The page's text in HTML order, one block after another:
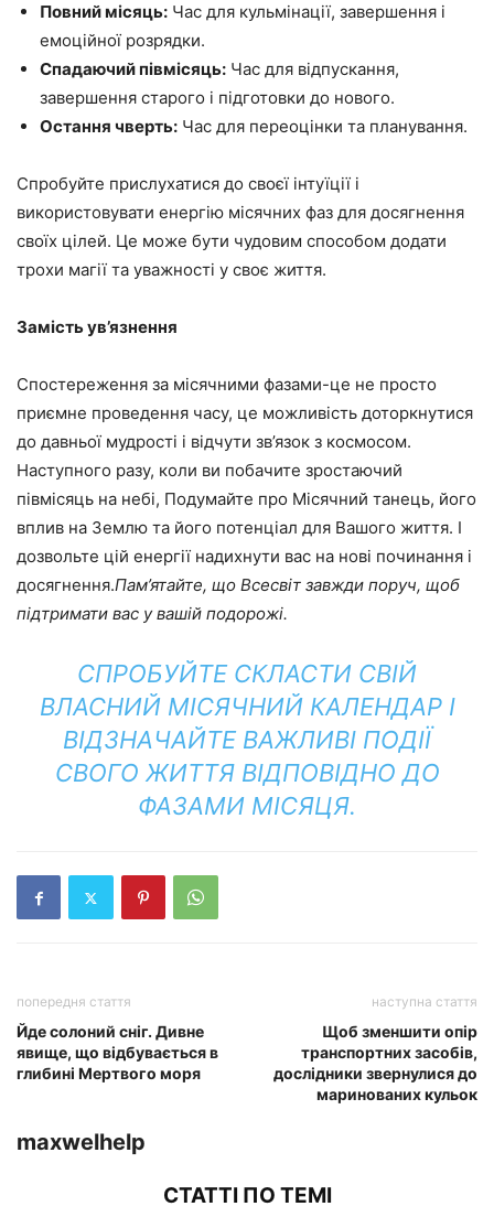
Повний місяць: Час для кульмінації, завершення і
емоційної розрядки.
Спадаючий півмісяць: Час для відпускання,
завершення старого і підготовки до нового.
Остання чверть: Час для переоцінки та планування.
Спробуйте прислухатися до своєї інтуїції і
використовувати енергію місячних фаз для досягнення
своїх цілей. Це може бути чудовим способом додати
трохи магії та уважності у своє життя.
Замість ув’язнення
Спостереження за місячними фазами-це не просто
приємне проведення часу, це можливість доторкнутися
до давньої мудрості і відчути зв’язок з космосом.
Наступного разу, коли ви побачите зростаючий
півмісяць на небі, Подумайте про Місячний танець, його
вплив на Землю та його потенціал для Вашого життя. І
дозвольте цій енергії надихнути вас на нові починання і
досягнення.Пам’ятайте, що Всесвіт завжди поруч, щоб
підтримати вас у вашій подорожі.
СПРОБУЙТЕ СКЛАСТИ СВІЙ
ВЛАСНИЙ МІСЯЧНИЙ КАЛЕНДАР І
ВІДЗНАЧАЙТЕ ВАЖЛИВІ ПОДІЇ
СВОГО ЖИТТЯ ВІДПОВІДНО ДО
ФАЗАМИ МІСЯЦЯ.
попередня стаття
Йде солоний сніг. Дивне
явище, що відбувається в
глибині Мертвого моря
наступна стаття
Щоб зменшити опір
транспортних засобів,
дослідники звернулися до
маринованих кульок
maxwelhelp
СТАТТІ ПО ТЕМІ